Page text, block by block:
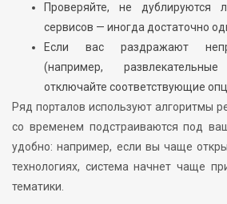
Проверяйте, не дублируются
сервисов — иногда достаточно
Если вас раздражают
(например,
отключайте соответствующие
Ряд порталов используют алгоритмы
со временем подстраиваются под
удобно: например, если вы чаще
технологиях, система начнет чаще
тематики.